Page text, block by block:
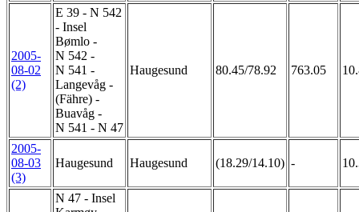
2005-
08-02
(2)
E 39 - N 542
- Insel
Bømlo -
N 542 -
N 541 -
Langevåg -
(Fähre) -
Buavåg -
N 541 - N 47
Haugesund 80.45/78.92 763.05
2005-
08-03
(3)
Haugesund Haugesund (18.29/14.10) -
N 47 - Insel